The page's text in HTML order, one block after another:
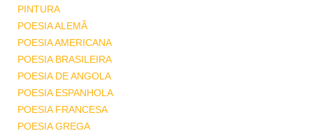
PINTURA
POESIA ALEMÃ
POESIA AMERICANA
POESIA BRASILEIRA
POESIA DE ANGOLA
POESIA ESPANHOLA
POESIA FRANCESA
POESIA GREGA